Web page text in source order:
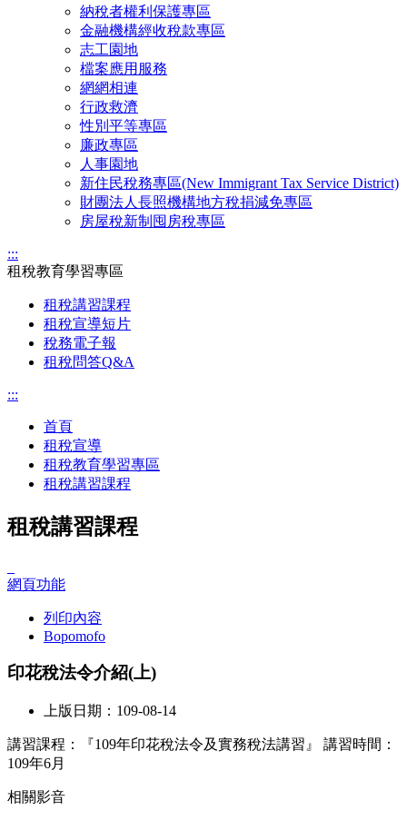
納稅者權利保護專區
金融機構經收稅款專區
志工園地
檔案應用服務
網網相連
行政救濟
性別平等專區
廉政專區
人事園地
新住民稅務專區(New Immigrant Tax Service District)
財團法人長照機構地方稅捐減免專區
房屋稅新制囤房稅專區
:::
租稅教育學習專區
租稅講習課程
租稅宣導短片
稅務電子報
租稅問答Q&A
:::
首頁
租稅宣導
租稅教育學習專區
租稅講習課程
租稅講習課程
網頁功能
列印內容
Bopomofo
印花稅法令介紹(上)
上版日期：109-08-14
講習課程：『109年印花稅法令及實務稅法講習』 講習時間：
109年6月
相關影音